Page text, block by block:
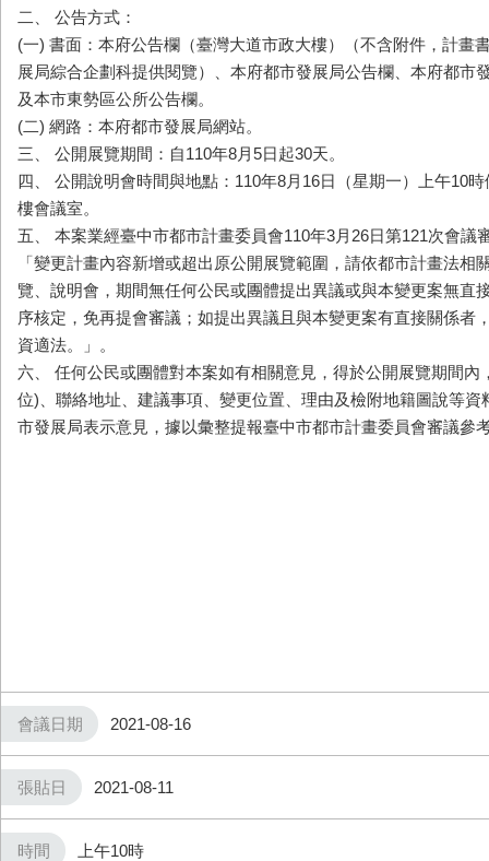
二、 公告方式：
(一) 書面：本府公告欄（臺灣大道市政大樓）（不含附件，計畫
展局綜合企劃科提供閱覽）、本府都市發展局公告欄、本府都市
及本市東勢區公所公告欄。
(二) 網路：本府都市發展局網站。
三、 公開展覽期間：自110年8月5日起30天。
四、 公開說明會時間與地點：110年8月16日（星期一）上午10
樓會議室。
五、 本案業經臺中市都市計畫委員會110年3月26日第121次會議
「變更計畫內容新增或超出原公開展覽範圍，請依都市計畫法相
覽、說明會，期間無任何公民或團體提出異議或與本變更案無直
序核定，免再提會審議；如提出異議且與本變更案有直接關係者
資適法。」。
六、 任何公民或團體對本案如有相關意見，得於公開展覽期間內
位)、聯絡地址、建議事項、變更位置、理由及檢附地籍圖說等資
市發展局表示意見，據以彙整提報臺中市都市計畫委員會審議參
會議日期 2021-08-16
張貼日 2021-08-11
時間 上午10時